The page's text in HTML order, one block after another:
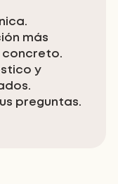
más
concreto.
y
preguntas.